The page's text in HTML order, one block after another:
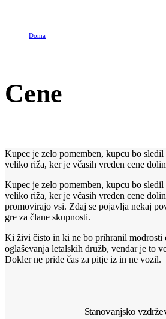
Doma
Cene
Kupec je zelo pomemben, kupcu bo
veliko riža, ker je včasih vreden cene
Kupec je zelo pomemben, kupcu bo
veliko riža, ker je včasih vreden cene
promovirajo vsi. Zdaj se pojavlja nekaj
gre za člane skupnosti.
Ki živi čisto in ki ne bo prihranil modrosti
oglaševanja letalskih družb, vendar je to
Dokler ne pride čas za pitje iz in ne vozil.
Stanovanjsko